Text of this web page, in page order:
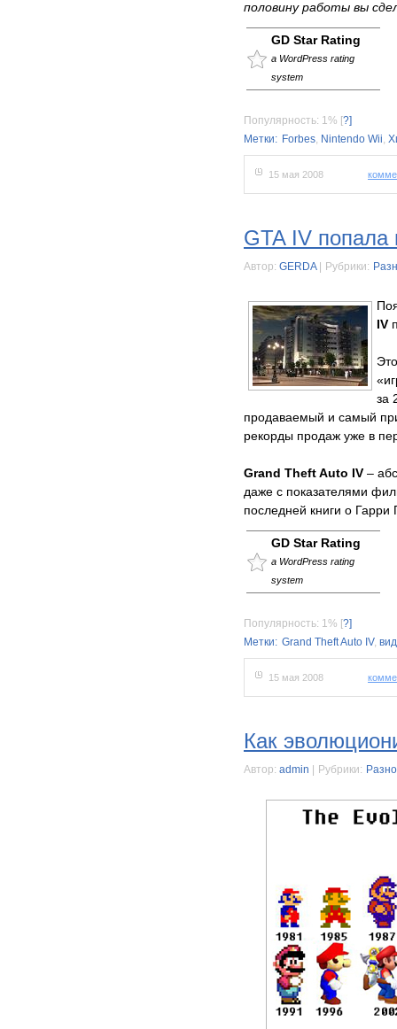
половину работы вы
GD Star Rating
a WordPress rating
system
Популярность: 1% [?]
Метки: Forbes, Nintendo Wii,
15 мая 2008
GTA IV попала
Автор: GERDA| Рубрики:
IV
за
продаваемый и самый
рекорды продаж уже в
Grand Theft Auto IV –
даже с показателями
последней книги о Гарри
GD Star Rating
a WordPress rating
system
Популярность: 1% [?]
Метки: Grand Theft Auto IV,
15 мая 2008
Как
Автор: admin Рубрики: